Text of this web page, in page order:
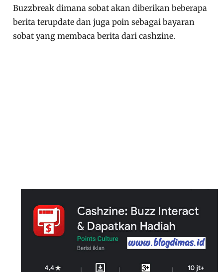
Buzzbreak dimana sobat akan diberikan beberapa
berita terupdate dan juga poin sebagai bayaran
sobat yang membaca berita dari cashzine.